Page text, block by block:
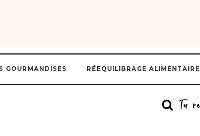
GOURMANDISES RÉEQUILIBRAGE ALIMENTAIRE